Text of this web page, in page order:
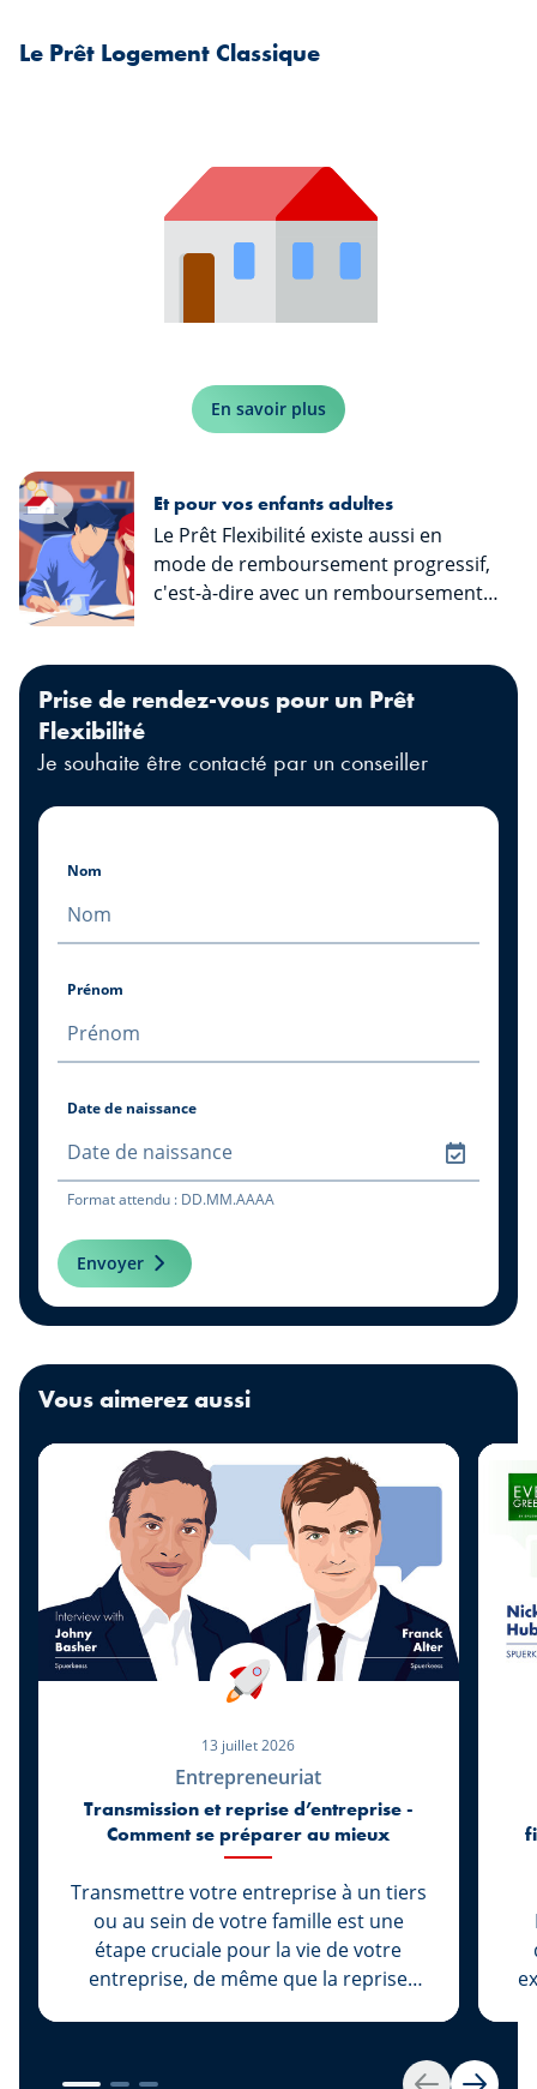
Le Prêt Logement Classique
En savoir plus
Et pour vos enfants adultes
Le Prêt Flexibilité existe aussi en
mode de remboursement progressif,
c'est-à-dire avec un remboursement
Prise de rendez-vous pour un Prêt
Flexibilité
Je souhaite être contacté par un conseiller
Nom
Prénom
Date de naissance
Format attendu : DD.MM.AAAA
Envoyer
Vous aimerez aussi
13 juillet 2026
Entrepreneuriat
Transmission et reprise d’entreprise -
Comment se préparer au mieux
Transmettre votre entreprise à un tiers
ou au sein de votre famille est une
étape cruciale pour la vie de votre
entreprise, de même que la reprise
Chez Spuerkeess, ces deux démarches